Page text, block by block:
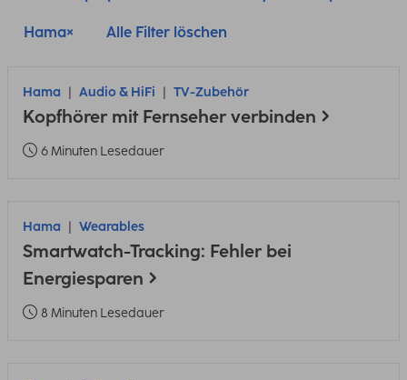
Hama Alle Filter löschen
Hama Audio & HiFi TV-Zubehör
Kopfhörer mit Fernseher verbinden
6 Minuten Lesedauer
Hama Wearables
Smartwatch-Tracking: Fehler bei
Energiesparen
8 Minuten Lesedauer